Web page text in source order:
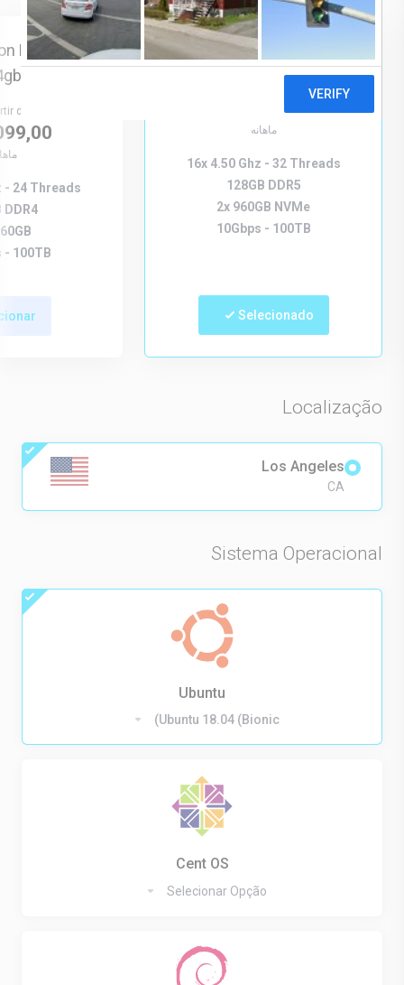
Destaque AMD Ryzen 7950X
R$1.899,00
ماهانه
16x 4.50 Ghz - 32 Threads
128GB DDR5
2x 960GB NVMe
10Gbps - 100TB
Selecionado
E5-2650 v4
de
- 24 Threads
DDR4
- 100TB
Localização
Los Angeles
CA
Sistema Operacional
Ubuntu
Ubuntu 18.04 (Bionic)
Cent OS
Selecionar Opção